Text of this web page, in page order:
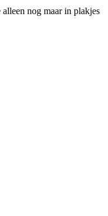
nog maar in plakjes